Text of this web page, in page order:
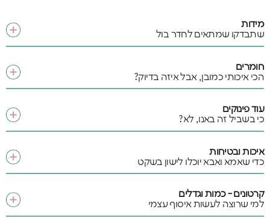
מידות
שתבדקו שמתאים לחדר בול
חומרים
הכי איכותי כמובן, אבל איזה בדיוק?
עוד פינוקים
כי בשביל זה באנו, לא?
איכות ובטיחות
כדי שאמא ואבא יוכלו לישון בשקט
קרטונים - כמות וגדלים
למי שרוצה לעשות איסוף עצמי